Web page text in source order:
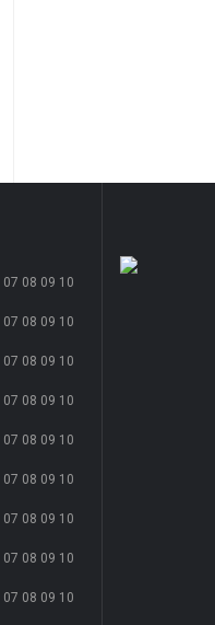
07 08 09 10
07 08 09 10
07 08 09 10
07 08 09 10
07 08 09 10
07 08 09 10
07 08 09 10
07 08 09 10
07 08 09 10